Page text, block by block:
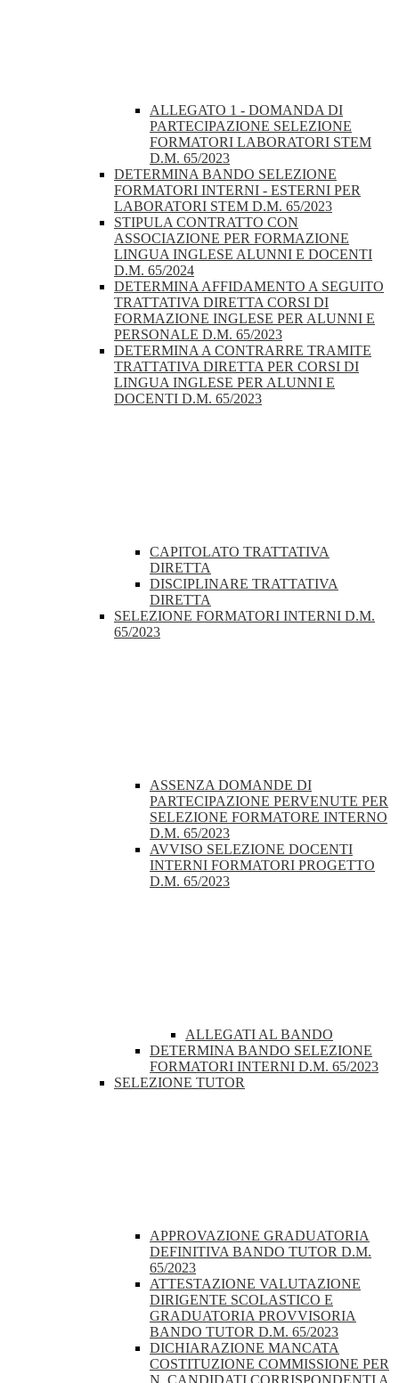
ALLEGATO 1 - DOMANDA DI
PARTECIPAZIONE SELEZIONE
FORMATORI LABORATORI STEM
D.M. 65/2023
DETERMINA BANDO SELEZIONE
FORMATORI INTERNI - ESTERNI PER
LABORATORI STEM D.M. 65/2023
STIPULA CONTRATTO CON
ASSOCIAZIONE PER FORMAZIONE
LINGUA INGLESE ALUNNI E DOCENTI
D.M. 65/2024
DETERMINA AFFIDAMENTO A SEGUITO
TRATTATIVA DIRETTA CORSI DI
FORMAZIONE INGLESE PER ALUNNI E
PERSONALE D.M. 65/2023
DETERMINA A CONTRARRE TRAMITE
TRATTATIVA DIRETTA PER CORSI DI
LINGUA INGLESE PER ALUNNI E
DOCENTI D.M. 65/2023
CAPITOLATO TRATTATIVA
DIRETTA
DISCIPLINARE TRATTATIVA
DIRETTA
SELEZIONE FORMATORI INTERNI D.M.
65/2023
ASSENZA DOMANDE DI
PARTECIPAZIONE PERVENUTE PER
SELEZIONE FORMATORE INTERNO
D.M. 65/2023
AVVISO SELEZIONE DOCENTI
INTERNI FORMATORI PROGETTO
D.M. 65/2023
ALLEGATI AL BANDO
DETERMINA BANDO SELEZIONE
FORMATORI INTERNI D.M. 65/2023
SELEZIONE TUTOR
APPROVAZIONE GRADUATORIA
DEFINITIVA BANDO TUTOR D.M.
65/2023
ATTESTAZIONE VALUTAZIONE
DIRIGENTE SCOLASTICO E
GRADUATORIA PROVVISORIA
BANDO TUTOR D.M. 65/2023
DICHIARAZIONE MANCATA
COSTITUZIONE COMMISSIONE PER